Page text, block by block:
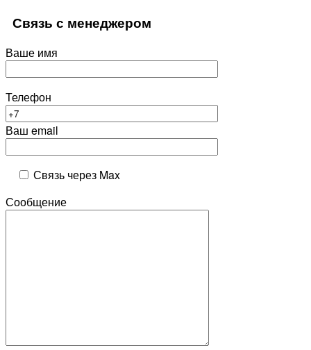
Связь с менеджером
Ваше имя
Телефон
Ваш email
Связь через Max
Сообщение